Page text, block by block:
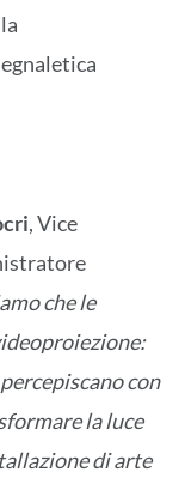
, Vice
che le
con
la luce
di arte